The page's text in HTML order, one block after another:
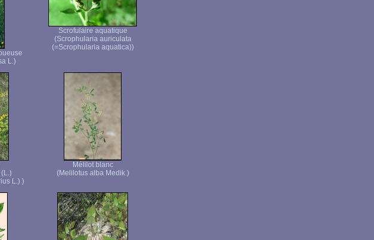
L.)
Scrofulaire aquatique
(Scrophularia auriculata
(=Scrophularia aquatica))
L.) )
Mélilot blanc
(Melilotus alba Medik.)